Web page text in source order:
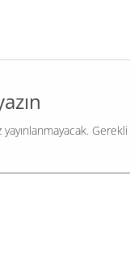
Geri
çözmek için
bağımsız, herkese